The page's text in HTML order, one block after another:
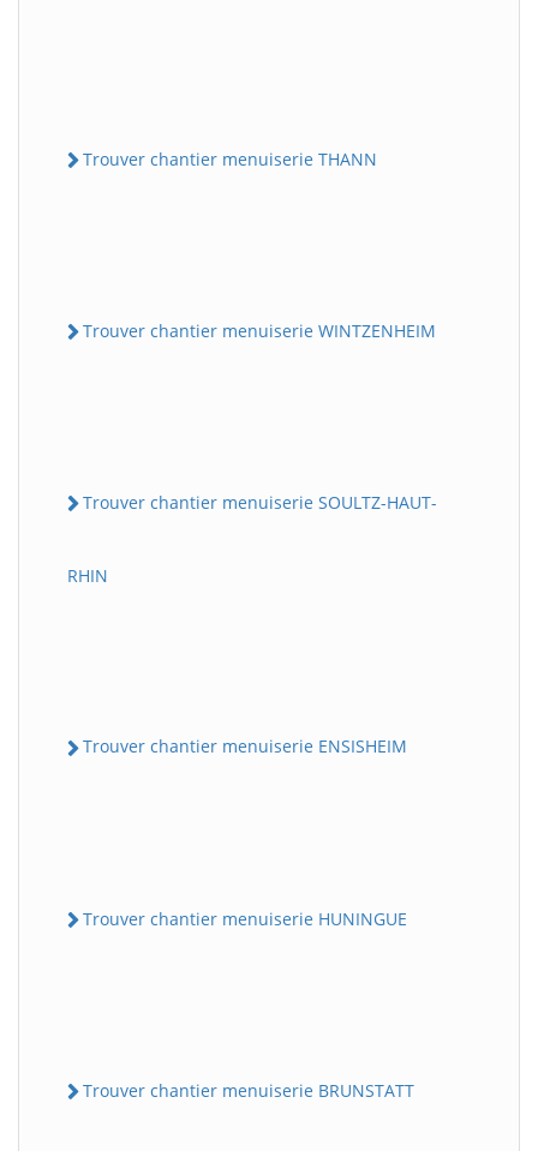
Trouver chantier menuiserie THANN
Trouver chantier menuiserie WINTZENHEIM
Trouver chantier menuiserie SOULTZ-HAUT-
RHIN
Trouver chantier menuiserie ENSISHEIM
Trouver chantier menuiserie HUNINGUE
Trouver chantier menuiserie BRUNSTATT